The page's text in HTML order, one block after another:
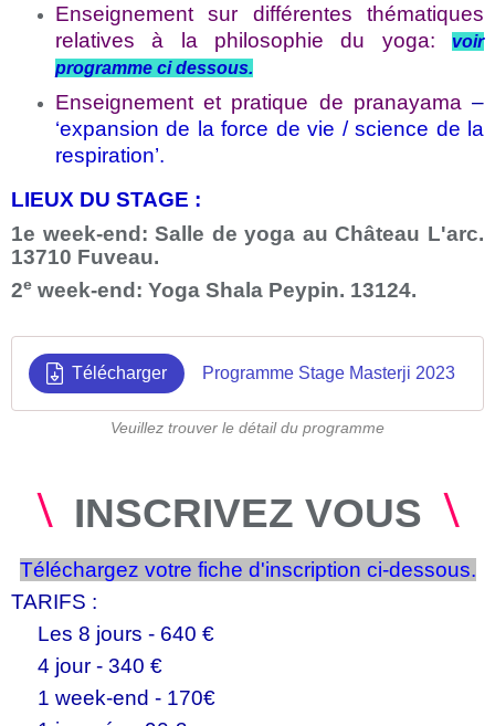
Enseignement sur différentes thématiques
relatives à la philosophie du yoga:
voir
programme ci dessous.
Enseignement et pratique de pranayama –
‘expansion de la force de vie / science de la
respiration’.
LIEUX DU STAGE :
1e week-end:Salle de yoga au Château L'arc.
13710 Fuveau.
2e week-end: Yoga Shala Peypin. 13124.
Télécharger Programme Stage Masterji 2023
Veuillez trouver le détail du programme
\INSCRIVEZ VOUS \
Téléchargez votre fiche d'inscription ci-dessous.
TARIFS :
Les 8 jours - 640 €
4 jour - 340 €
1 week-end - 170€